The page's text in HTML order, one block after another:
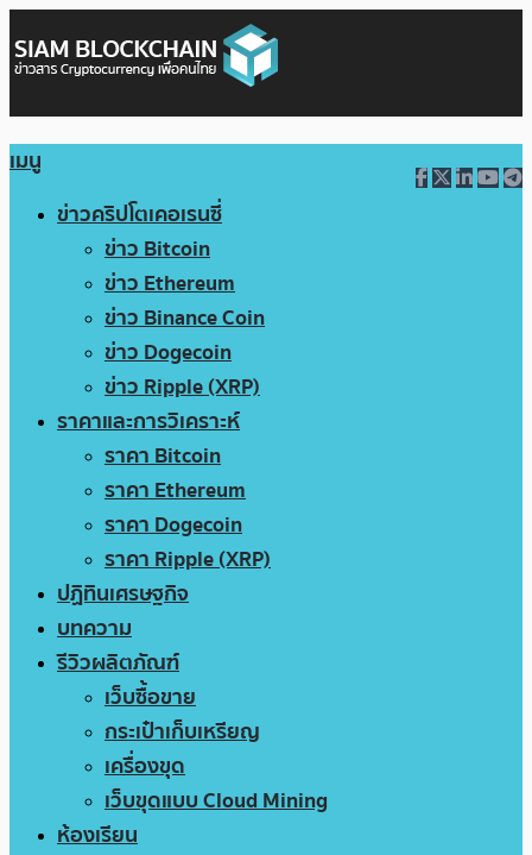
เมนู
ข่าวคริปโตเคอเรนซี่
ข่าว Bitcoin
ข่าว Ethereum
ข่าว Binance Coin
ข่าว Dogecoin
ข่าว Ripple (XRP)
ราคาและการวิเคราะห์
ราคา Bitcoin
ราคา Ethereum
ราคา Dogecoin
ราคา Ripple (XRP)
ปฏิทินเศรษฐกิจ
บทความ
รีวิวผลิตภัณฑ์
เว็บซื้อขาย
กระเป๋าเก็บเหรียญ
เครื่องขุด
เว็บขุดแบบ Cloud Mining
ห้องเรียน